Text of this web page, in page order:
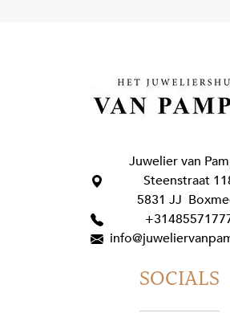
Juwelier van
Steenstraat
5831 JJ
SOCIALS